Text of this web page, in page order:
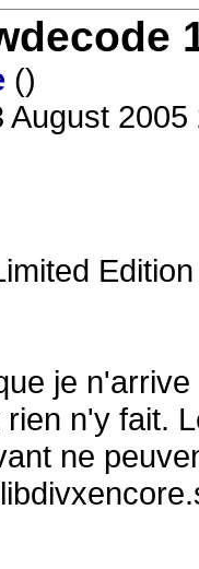
()
2005
je
n'y fait.
ne